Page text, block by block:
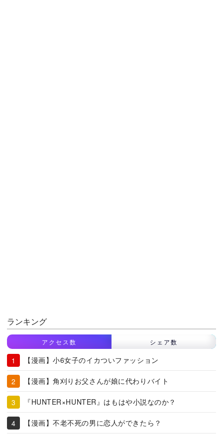
ランキング
アクセス数 シェア数
【漫画】小6女子のイカついファッション
【漫画】角刈りお父さんが娘に代わりバイト
『HUNTER×HUNTER』はもはや小説なのか？
【漫画】不老不死の男に恋人ができたら？